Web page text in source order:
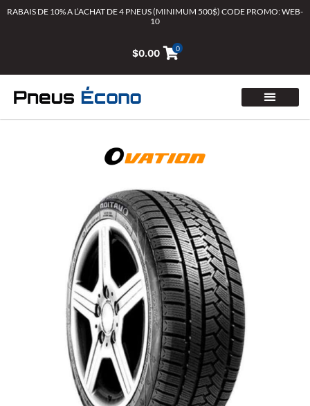
AllerRABAIS DE 10% A L’ACHAT DE 4 PNEUS (MINIMUM 500$) CODE PROMO: WEB-
10
$0.00 0